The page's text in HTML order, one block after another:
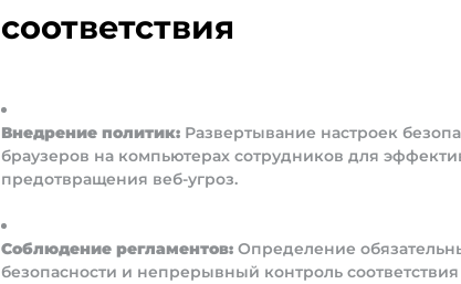
соответствия
Внедрение политик: Развертывание настроек
браузеров на компьютерах сотрудников для
предотвращения веб-угроз.
Соблюдение регламентов: Определение
безопасности и непрерывный контроль